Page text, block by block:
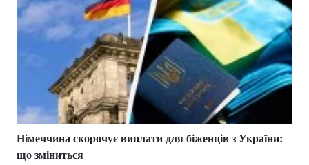
Німеччина скорочує виплати для біженців з України:
що зміниться